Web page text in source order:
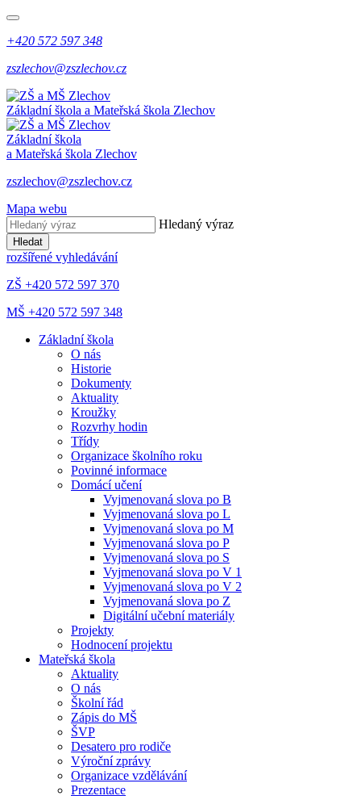
+420 572 597 348
zszlechov@zszlechov.cz
Základní škola a Mateřská škola Zlechov
Základní škola
a Mateřská škola Zlechov
zszlechov@zszlechov.cz
Mapa webu
Hledaný výraz
Hledat
rozšířené vyhledávání
ZŠ +420 572 597 370
MŠ +420 572 597 348
Základní škola
O nás
Historie
Dokumenty
Aktuality
Kroužky
Rozvrhy hodin
Třídy
Organizace školního roku
Povinné informace
Domácí učení
Vyjmenovaná slova po B
Vyjmenovaná slova po L
Vyjmenovaná slova po M
Vyjmenovaná slova po P
Vyjmenovaná slova po S
Vyjmenovaná slova po V 1
Vyjmenovaná slova po V 2
Vyjmenovaná slova po Z
Digitální učební materiály
Projekty
Hodnocení projektu
Mateřská škola
Aktuality
O nás
Školní řád
Zápis do MŠ
ŠVP
Desatero pro rodiče
Výroční zprávy
Organizace vzdělávání
Prezentace